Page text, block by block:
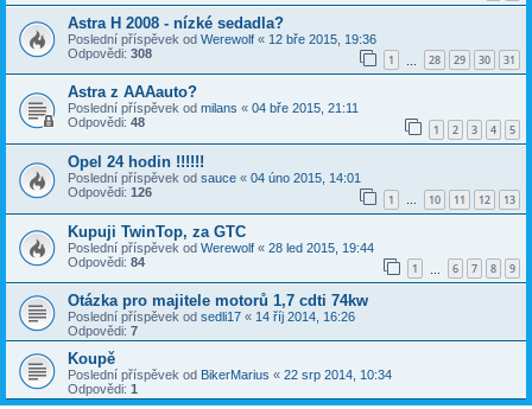
Astra H 2008 - nízké sedadla?
Poslední příspěvek od Werewolf « 12 bře 2015, 19:36
Odpovědi: 308 1 28 29 30 31
Astra z AAAauto?
Poslední příspěvek od milans « 04 bře 2015, 21:11
Odpovědi: 48 1 2 3 4 5
Opel 24 hodin !!!!!!
Poslední příspěvek od sauce « 04 úno 2015, 14:01
Odpovědi: 126 1 … 10 11 12 13
Kupuji TwinTop, za GTC
Poslední příspěvek od Werewolf « 28 led 2015, 19:44
Odpovědi: 84 1 6 7 8 9
Otázka pro majitele motorů 1,7 cdti 74kw
Poslední příspěvek od sedli17 « 14 říj 2014, 16:26
Odpovědi: 7
Koupě
Poslední příspěvek od BikerMarius « 22 srp 2014, 10:34
Odpovědi: 1